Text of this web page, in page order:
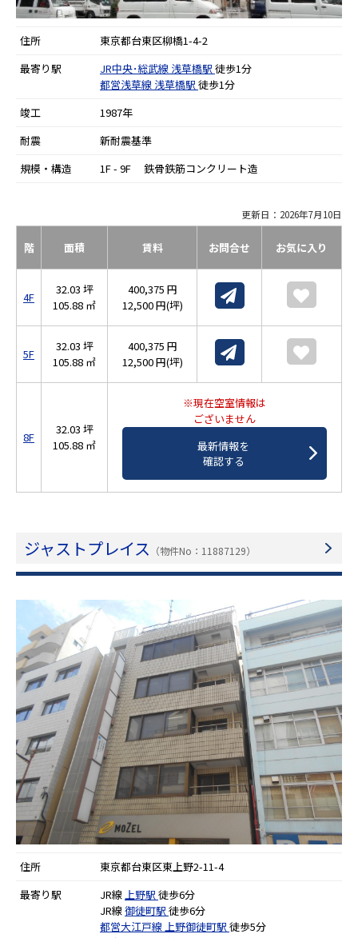
住所
東京都台東区柳橋1-4-2
最寄り駅
JR中央･総武線 浅草橋駅 徒歩1分
都営浅草線 浅草橋駅 徒歩1分
竣工
1987年
耐震
新耐震基準
規模・構造
1F - 9F 鉄骨鉄筋コンクリート造
更新日：2026年7月10日
階 面積 賃料 お問合せ お気に入り
4F
32.03 坪
105.88 ㎡
400,375 円
12,500 円(坪)
5F
32.03 坪
105.88 ㎡
400,375 円
12,500 円(坪)
8F
32.03 坪
105.88 ㎡
※現在空室情報は
ございません
最新情報を
確認する
ジャストプレイス （物件No：11887129）
住所
東京都台東区東上野2-11-4
最寄り駅
JR線上野駅 徒歩6分
JR線御徒町駅 徒歩6分
都営大江戸線上野御徒町駅 徒歩5分